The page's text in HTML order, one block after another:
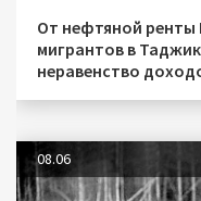
От нефтяной ренты
мигрантов в
неравенство
08.06